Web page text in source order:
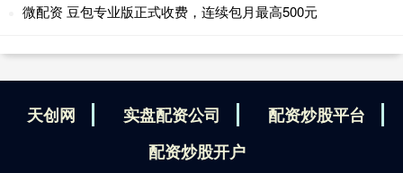
微配资 豆包专业版正式收费，连续包月最高500元
天创网 实盘配资公司
配资炒股平台
配资炒股开户